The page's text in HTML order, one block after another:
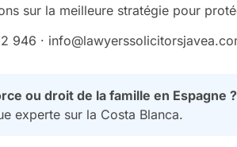
sur la meilleure stratégie pour
946 ·
ou droit de la famille en Espagne ?
experte sur la Costa Blanca.